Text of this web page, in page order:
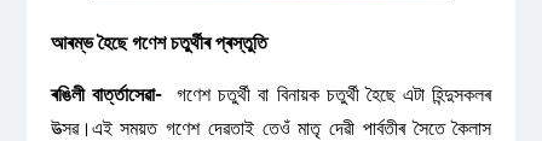
আৰম্ভ হৈছে গণেশ চতুৰ্থীৰ প্ৰস্তুতি
ৰঙিলী বাৰ্ত্তাসেৱা-গণেশ চতুৰ্থী বা বিনায়ক চতুৰ্থী হৈছে এটা হিন্দুসকলৰ
উত্‍সৱ।এই সময়ত গণেশ দেৱতাই তেওঁ মাতৃ দেৱী পাৰ্বতীৰ সৈতে কৈলাস